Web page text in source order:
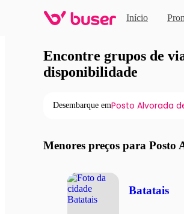
Início
Viagens de
Encontre grupos de
disponibilidade
Desembarque emPosto Alvorada
Menores preços para Posto
Batatais